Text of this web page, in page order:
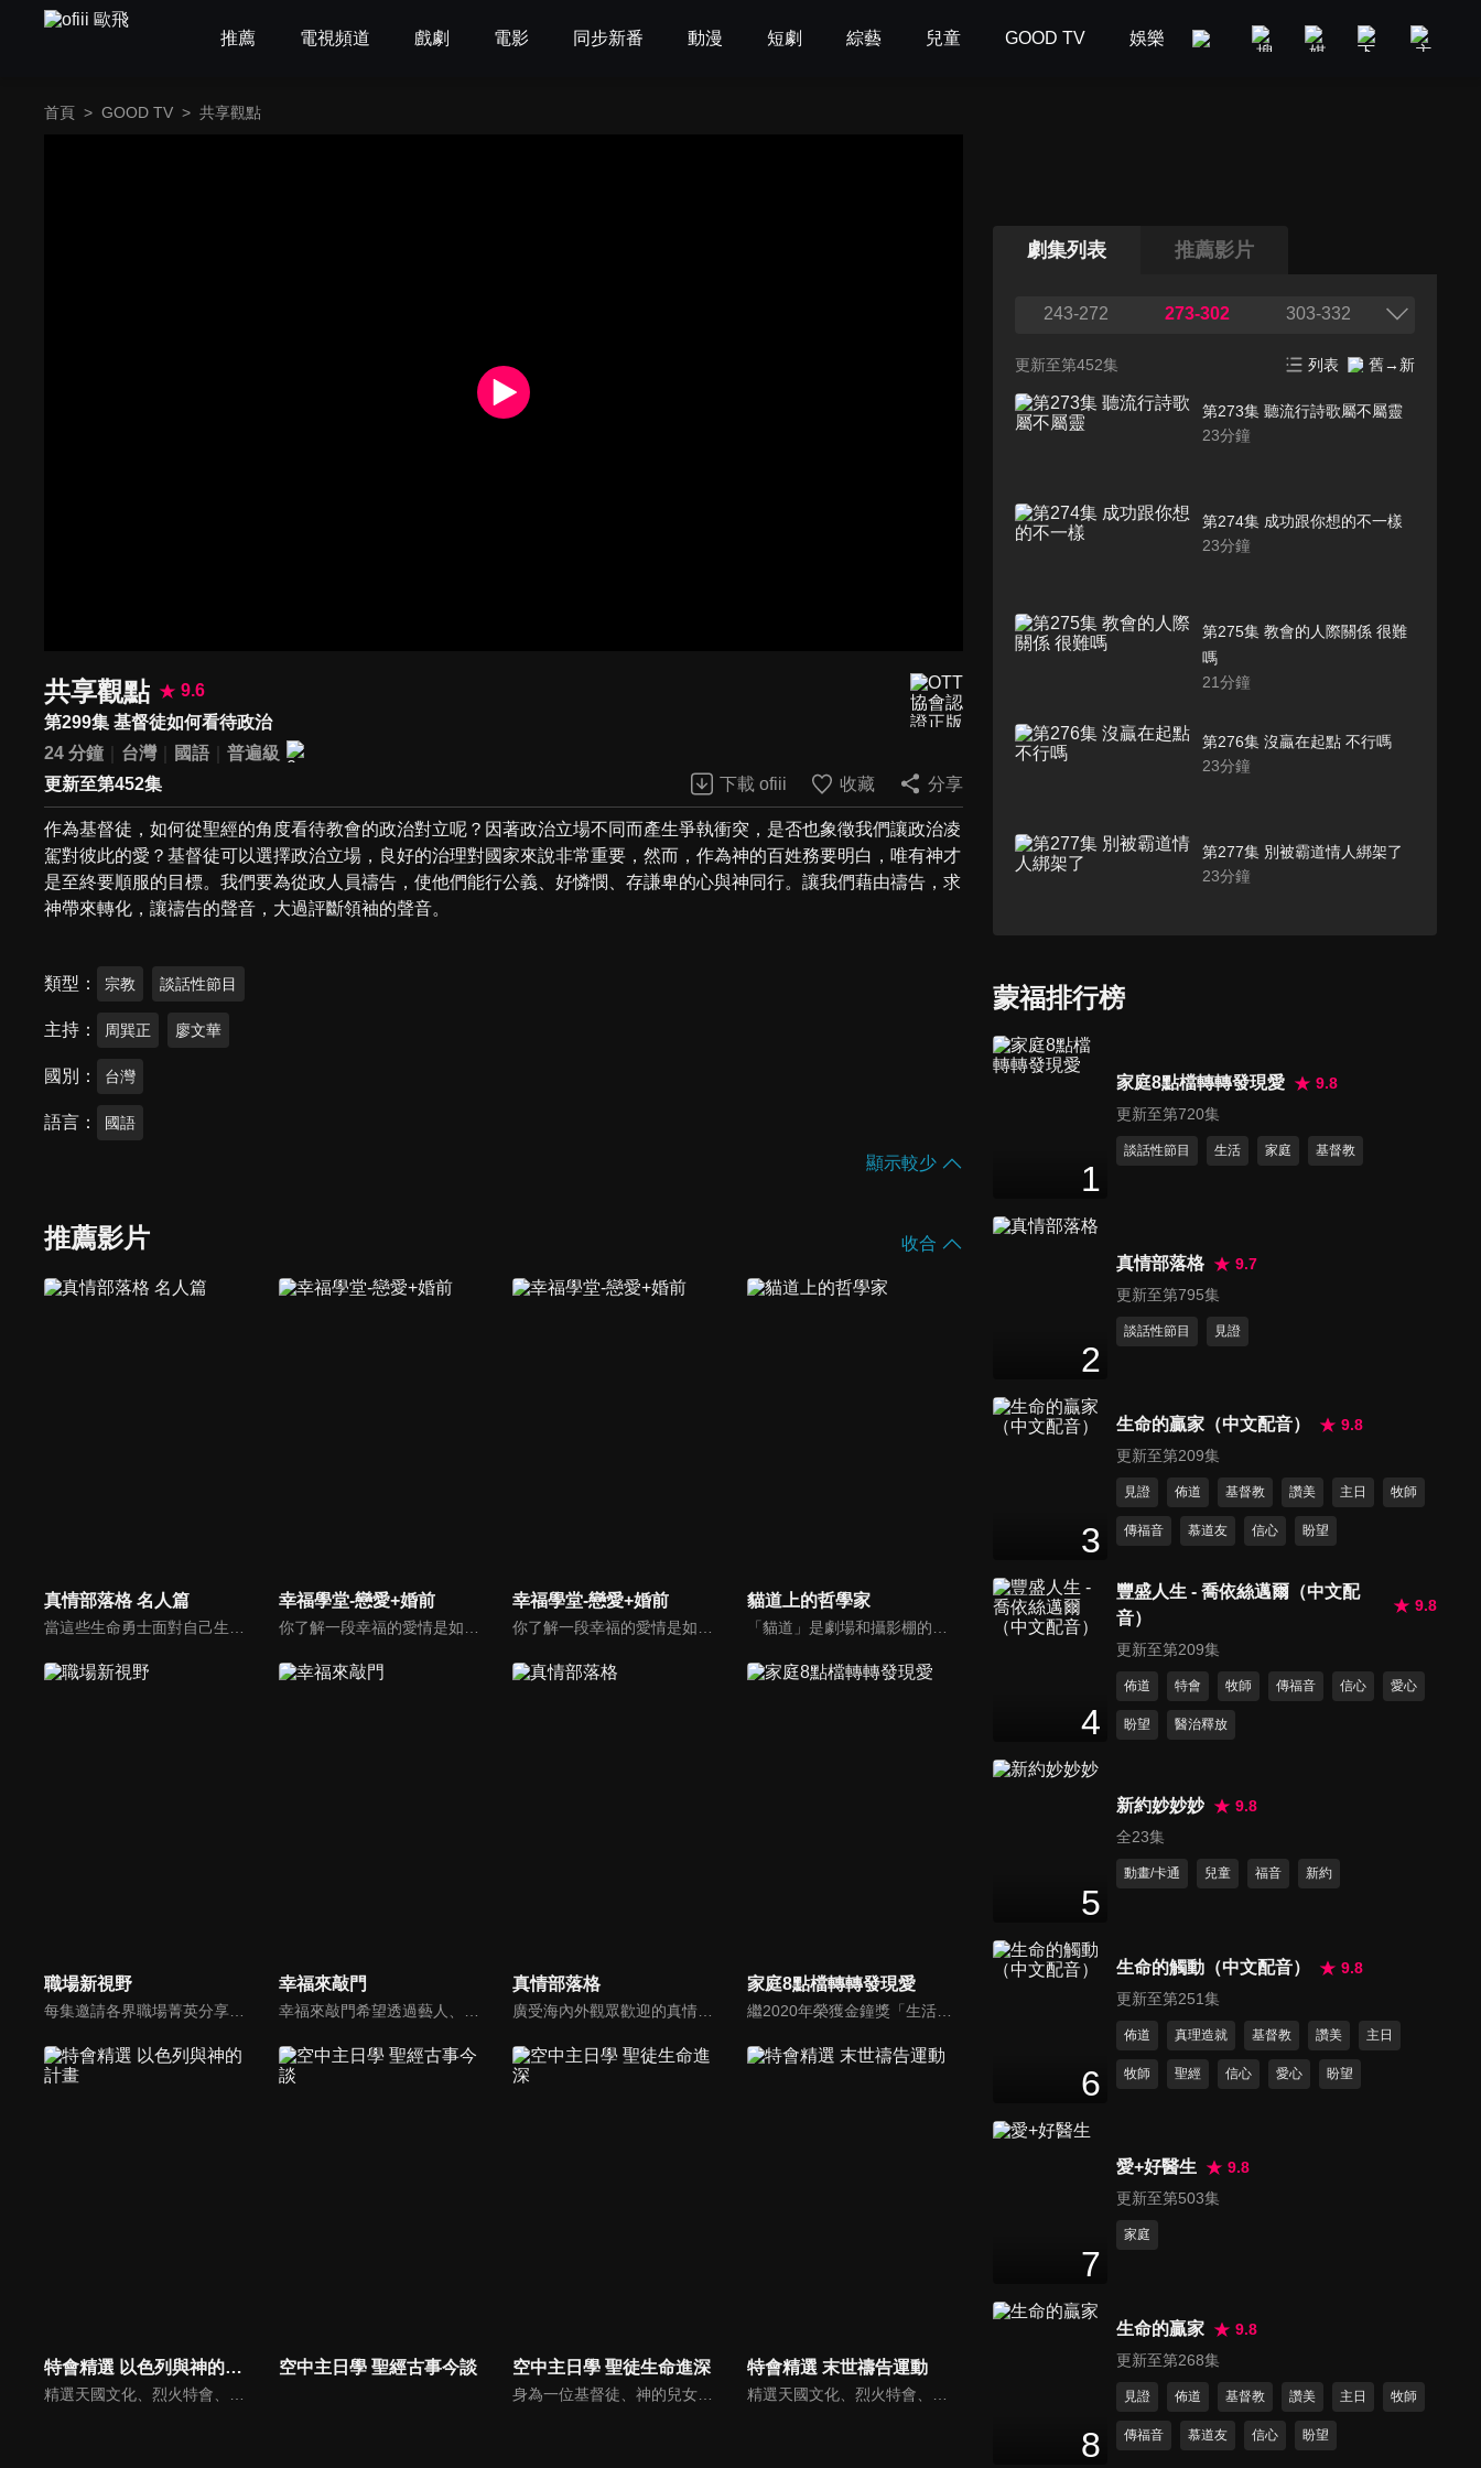
推薦 電視頻道 戲劇 電影 同步新番 動漫 短劇 綜藝 兒童 GOOD TV 娛樂 美食旅遊 新聞政論
首頁 > GOOD TV > 共享觀點
共享觀點
9.6
第299集 基督徒如何看待政治
24 分鐘
台灣 國語
普遍級
更新至第452集
下載 ofiii 收藏 分享
作為基督徒，如何從聖經的角度看待教會的政治對立呢？因著政治立場不同而產生爭執衝突，是否也象徵我們讓政治凌
駕對彼此的愛？基督徒可以選擇政治立場，良好的治理對國家來說非常重要，然而，作為神的百姓務要明白，唯有神才
是至終要順服的目標。我們要為從政人員禱告，使他們能行公義、好憐憫、存謙卑的心與神同行。讓我們藉由禱告，求
神帶來轉化，讓禱告的聲音，大過評斷領袖的聲音。
類型 宗教 談話性節目
主持 周巽正 廖文華
國別 台灣
語言 國語
顯示較少
推薦影片 收合
真情部落格 名人篇 幸福學堂-戀愛+婚前 幸福學堂-戀愛+婚前 貓道上的哲學家
職場新視野 幸福來敲門 真情部落格 家庭8點檔轉轉發現愛
繼2020年榮獲金鐘獎「生活風格節目主持人獎」，2021年再度入圍，從真理出發的家庭談話性節目，針對現代婚姻家庭議題讓您輕鬆掌握關注方向。
特會精選 以色列與神的計畫
精選天國文化、烈火特會、超自然大能與使徒性教會等特會，幫助我們更加明白神的心意，好讓我們的生命能走在神的道路上進入命定。
空中主日學 聖經古事今談 空中主日學 聖徒生命進深
身為一位基督徒、神的兒女，不能只是在知識上認識這位父神，我們應該要全面認識祂，當我們越多認識祂的屬性，並且經歷祂的恩典，我們就對祂的信心就越加增，以至於在每天的生活中都能享受祂奇妙、豐盛的一切！
特會精選 末世禱告運動
精選天國文化、烈火特會、超自然大能與使徒性教會等特會，幫助我們更加明白神的心意，好讓我們的生命能走在神的道路上進入命定。
劇集列表 推薦影片
243-272 273-302 303-332
更新至第452集 列表 舊→新
第273集 聽流行詩歌屬不屬靈
23分鐘
第274集 成功跟你想的不一樣
23分鐘
第275集 教會的人際關係 很難
嗎
21分鐘
第276集 沒贏在起點 不行嗎
23分鐘
第277集 別被霸道情人綁架了
23分鐘
第279集 如何接納自己的不完
美
24
第281集 神當下未醫治時
23分鐘
22分鐘
嗎？
第285集 你容易感到孤單嗎
24分鐘
23分鐘
第288集 融入小組並不難
第289集 你在生氣嗎
23
第291集 到底哪個才是神的旨
23分鐘
蒙福排行榜
1
家庭8點檔轉轉發現愛
9.8
更新至第720集
談話性節目 生活 家庭 基督教
2
真情部落格
9.7
更新至第795集
談話性節目 見證
3
生命的贏家（中文配音）
9.8
更新至第209集
見證 佈道 基督教 讚美 主日 牧師
傳福音 慕道友 信心 盼望
4
豐盛人生 - 喬依絲邁爾（中文配
音）
9.8
更新至第209集
佈道 特會 牧師 傳福音 信心 愛心
盼望 醫治釋放
5
新約妙妙妙
9.8
全23集
動畫/卡通 兒童 福音 新約
6
生命的觸動（中文配音）
9.8
更新至第251集
佈道 真理造就 基督教 讚美 主日
牧師 聖經 信心 愛心 盼望
7
愛+好醫生
9.8
更新至第503集
家庭
8
生命的贏家
9.8
更新至第268集
見證 佈道 基督教 讚美 主日 牧師
傳福音 慕道友 信心 盼望